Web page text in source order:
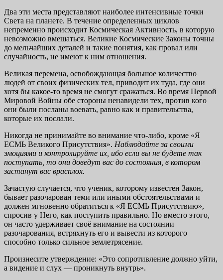
Два эти места представляют наиболее интенсивные точки
Света на планете. В течение определенных циклов
непременно происходит Космическая Активность, в которую
невозможно вмешаться. Великие Космические Законы точны
до мельчайших деталей и такие понятия, как провал или
случайность, не имеют к ним отношения.
Великая перемена, освобождающая большое количество
людей от своих физических тел, приводит их туда, где они
хотя бы какое-то время не смогут сражаться. Во время Первой
Мировой Войны обе стороны ненавидели тех, против кого
они были посланы воевать, равно как и правительства,
которые их послали.
Никогда не принимайте во внимание что-либо, кроме «Я
ЕСМЬ Великого Присутствия». Наблюдайте за своими
эмоциями и контролируйте их, ибо если вы не будете так
поступать, то они доведут вас до состояния, в котором
застанут вас врасплох.
Зачастую случается, что ученик, которому известен Закон,
бывает разочарован теми или иными обстоятельствами и
должен мгновенно обратиться к «Я ЕСМЬ Присутствию»,
спросив у Него, как поступить правильно. Но вместо этого,
он часто удерживает своё внимание на состоянии
разочарования, встряхнуть его и вывести из которого
способно только сильное землетрясение.
Произнесите утверждение: «Это сопротивление должно уйти,
а видение и слух — проникнуть внутрь».